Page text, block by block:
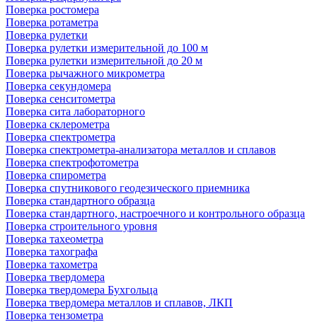
Поверка ростомера
Поверка ротаметра
Поверка рулетки
Поверка рулетки измерительной до 100 м
Поверка рулетки измерительной до 20 м
Поверка рычажного микрометра
Поверка секундомера
Поверка сенситометра
Поверка сита лабораторного
Поверка склерометра
Поверка спектрометра
Поверка спектрометра-анализатора металлов и сплавов
Поверка спектрофотометра
Поверка спирометра
Поверка спутникового геодезического приемника
Поверка стандартного образца
Поверка стандартного, настроечного и контрольного образца
Поверка строительного уровня
Поверка тахеометра
Поверка тахографа
Поверка тахометра
Поверка твердомера
Поверка твердомера Бухгольца
Поверка твердомера металлов и сплавов, ЛКП
Поверка тензометра